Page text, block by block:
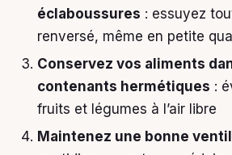
éclaboussures : essuyez
renversé, même en petite
Conservez vos aliments
contenants hermétiques :
fruits et légumes à l’air libre
Maintenez une bonne